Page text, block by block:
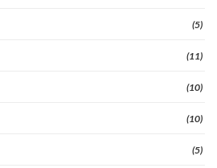
(5)
(11)
(10)
(10)
(5)